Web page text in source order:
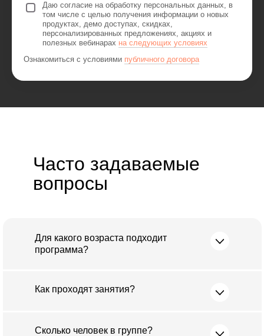
Даю согласие на обработку персональных данных, в
том числе с целью получения информации о новых
продуктах, демо доступах, скидках,
персонализированных предложениях, акциях и
полезных вебинарах на следующих условиях
Ознакомиться с условиями публичного договора
Часто задаваемые
вопросы
Для какого возраста подходит
программа?
Как проходят занятия?
Сколько человек в группе?